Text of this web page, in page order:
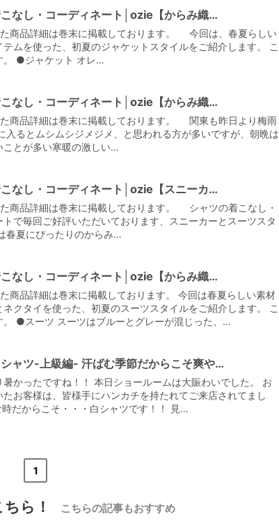
なし・コーディネート│ozie【からみ織…
商品詳細は巻末に掲載しております。 今回は、春夏らしい
テムを使った、初夏のジャケットスタイルをご紹介します。 こ
。 ●ジャケット オレ…
なし・コーディネート│ozie【からみ織…
商品詳細は巻末に掲載しております。 関東も昨日より梅雨
入るとムシムシジメジメ、と思われる方が多いですが、朝晩は
ことが多い寒暖の激しい…
なし・コーディネート│ozie【スニーカ…
商品詳細は巻末に掲載しております。 シャツの着こなし・
トで毎回ご好評いただいております、スニーカーとスーツスタ
春夏にぴったりのからみ…
なし・コーディネート│ozie【からみ織…
商品詳細は巻末に掲載しております。 今回は春夏らしい素材
ネクタイを使った、初夏のスーツスタイルをご紹介します。 こ
。 ●スーツ スーツはブルーとグレーが混じった、…
ャツ-上級編- 汗ばむ季節だからこそ爽や…
暑かったですね！！ 本日ショールームは大賑わいでした。 お
たお客様は、皆様手にハンカチを持たれてご来店されてまし
だからこそ・・・白シャツです！！ 見…
1
ら！ こちらの記事もおすすめ